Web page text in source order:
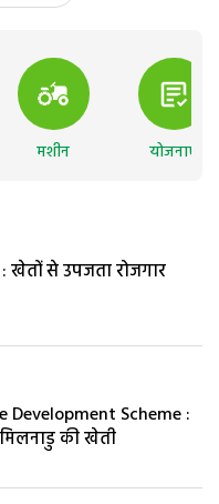
मशीन योजनाएं
खेतों से उपजता रोजगार
Development Scheme :
की खेती